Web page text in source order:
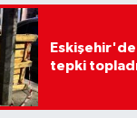
Eskişehir'de
tepki